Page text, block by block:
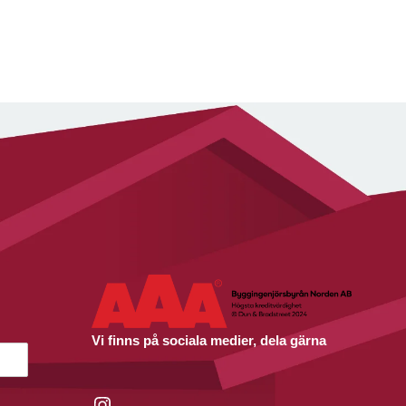
Vi finns på sociala medier, dela gärna